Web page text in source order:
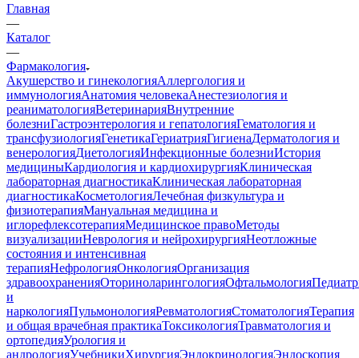
Главная
—
Каталог
—
Фармакология
Акушерство и гинекологияАллергология и
иммунологияАнатомия человекаАнестезиология и
реаниматологияВетеринарияВнутренние
болезниГастроэнтерология и гепатологияГематология и
трансфузиологияГенетикаГериатрияГигиенаДерматология и
венерологияДиетологияИнфекционные болезниИстория
медициныКардиология и кардиохирургияКлиническая
лабораторная диагностикаКлиническая лабораторная
диагностикаКосметологияЛечебная физкультура и
физиотерапияМануальная медицина и
иглорефлексотерапияМедицинское правоМетоды
визуализацииНеврология и нейрохирургияНеотложные
состояния и интенсивная
терапияНефрологияОнкологияОрганизация
здравоохраненияОториноларингологияОфтальмология
и
наркологияПульмонологияРевматологияСтоматологияТерапия
и общая врачебная практикаТоксикологияТравматология и
ортопедияУрология и
андрологияУчебникиХирургияЭндокринологияЭндоскопия